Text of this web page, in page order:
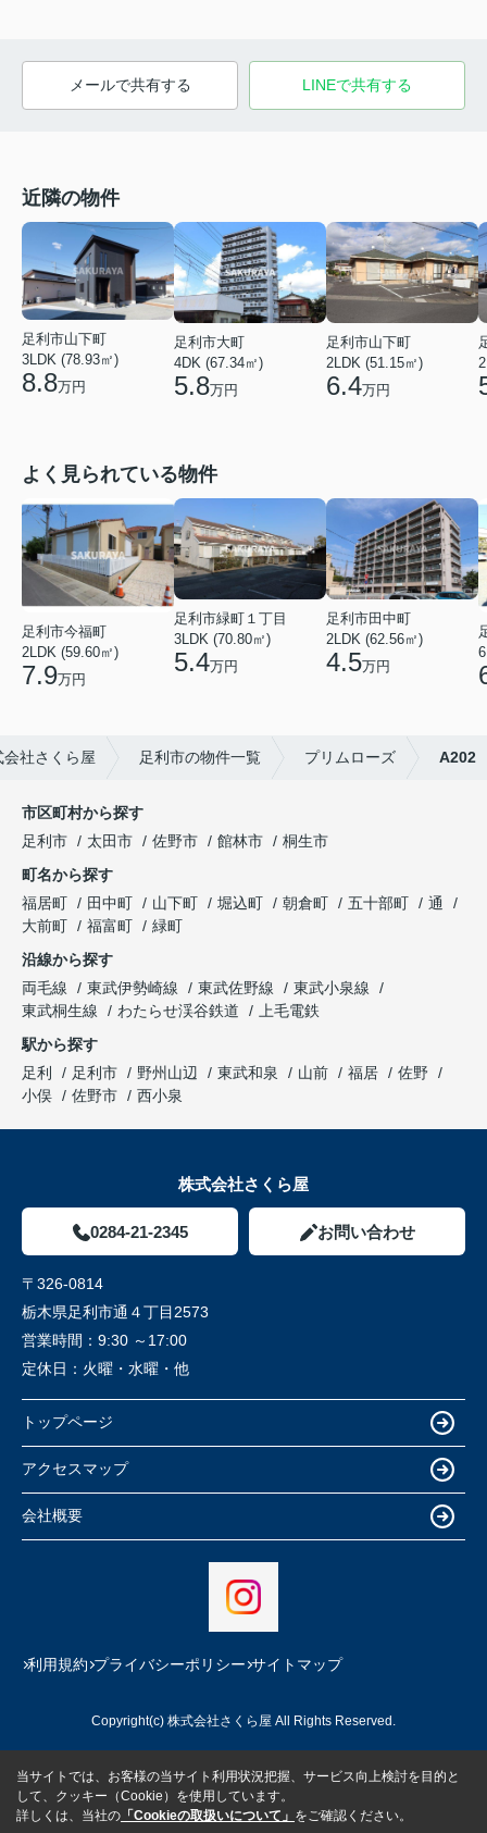
メールで共有する LINEで共有する
近隣の物件
足利市山下町
3LDK (78.93㎡)
8.8万円
足利市大町
4DK (67.34㎡)
5.8万円
足利市山下町
2LDK (51.15㎡)
6.4万円
よく見られている物件
足利市今福町
2LDK (59.60㎡)
7.9万円
足利市緑町１丁目
3LDK (70.80㎡)
5.4万円
足利市田中町
2LDK (62.56㎡)
4.5万円
社さくら屋 足利市の物件一覧 プリムローズ A202
市区町村から探す
足利市
太田市 佐野市 館林市
桐生市
町名から探す
福居町
田中町 山下町 堀込町 朝倉町 五十部町
通
大前町
福富町
緑町
沿線から探す
両毛線
東武伊勢崎線 東武佐野線
東武小泉線
東武桐生線
わたらせ渓谷鉄道
上毛電鉄
駅から探す
足利
足利市 野州山辺 東武和泉 山前 福居
佐野
小俣
佐野市 西小泉
株式会社さくら屋
0284-21-2345 お問い合わせ
〒326-0814
栃木県足利市通４丁目2573
営業時間： 9:30 ～17:00
定休日： 火曜・水曜・他
トップページ
アクセスマップ
会社概要
利用規約 プライバシーポリシー サイトマップ
Copyright(c) 株式会社さくら屋 All Rights Reserved.
当サイトでは、お客様の当サイト利用状況把握、サービス向上検討を目的と
して、クッキー（Cookie）を使用しています。
詳しくは、当社の 「Cookieの取扱いについて」 をご確認ください。